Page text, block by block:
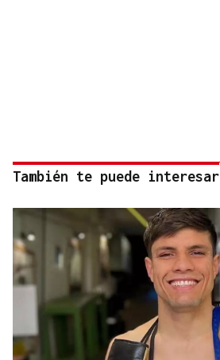
También te puede interesar